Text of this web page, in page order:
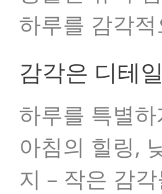
하루를 감각
감각은 디테
하루를 특별
아침의 힐링,
지 – 작은 감